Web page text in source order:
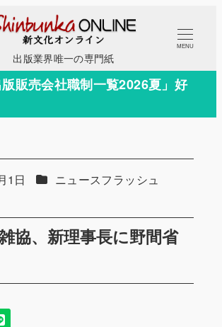
出版業界唯一の専門紙
MENU
販売会社職制一覧2026夏」好
雑協、新理事長に野間省
1日 カテゴリー
ニュースフラッシュ